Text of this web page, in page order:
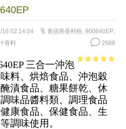
02:14:04 青蘋果香料粉, 900640EP,
香料 2688
5
三合一沖泡
料、烘焙食品、沖泡穀
漬食品、糖果餅乾、休
味品醬料類、調理食品
康食品、保健食品、生
調味使用。